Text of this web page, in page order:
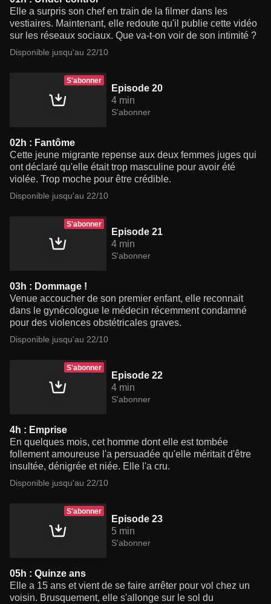
Elle a surpris son chef en train de la filmer dans les
vestiaires. Maintenant, elle redoute qu'il publie cette vidéo
sur les réseaux sociaux. Que va-t-on voir de son intimité ?
Disponible jusqu'au 22/10
S'abonner
Episode 20
4 min
S'abonner
02h : Fantôme
Cette jeune migrante repense aux deux femmes juges qui
ont déclaré qu'elle était trop masculine pour avoir été
violée. Trop moche pour être crédible.
Disponible jusqu'au 22/10
S'abonner
Episode 21
4 min
S'abonner
03h : Dommage !
Venue accoucher de son premier enfant, elle reconnait
dans le gynécologue le médecin récemment condamné
pour des violences obstétricales graves.
Disponible jusqu'au 22/10
S'abonner
Episode 22
4 min
S'abonner
4h : Emprise
En quelques mois, cet homme dont elle est tombée
follement amoureuse l'a persuadée qu'elle méritait d'être
insultée, dénigrée et niée. Elle l'a cru.
Disponible jusqu'au 22/10
S'abonner
Episode 23
5 min
S'abonner
05h : Quinze ans
Elle a 15 ans et vient de se faire arrêter pour vol chez un
voisin. Brusquement, elle s'allonge sur le sol du